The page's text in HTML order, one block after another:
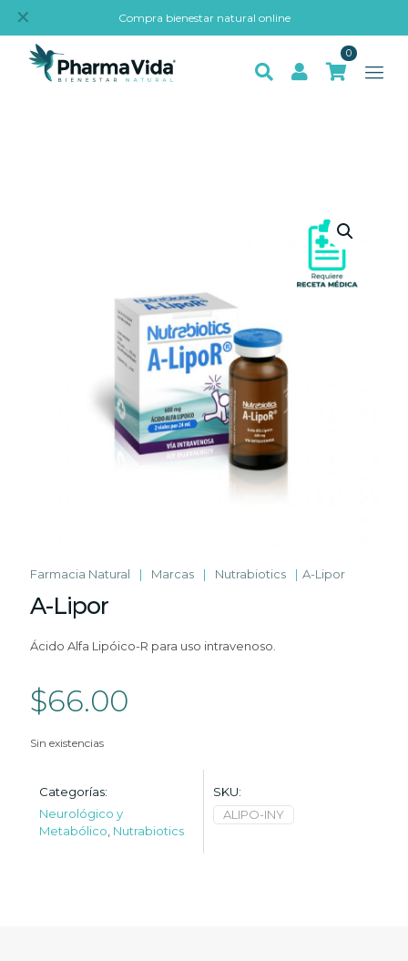
Compra bienestar natural online
✕
0
Farmacia Natural | Marcas | Nutrabiotics | A-Lipor
A-Lipor
Ácido Alfa Lipóico-R para uso intravenoso.
$66.00
Sin existencias
Categorías:
Neurológico y
Metabólico Nutrabiotics
SKU:
ALIPO-INY